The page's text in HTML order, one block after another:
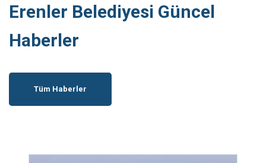
Erenler Belediyesi Güncel
Haberler
Tüm Haberler